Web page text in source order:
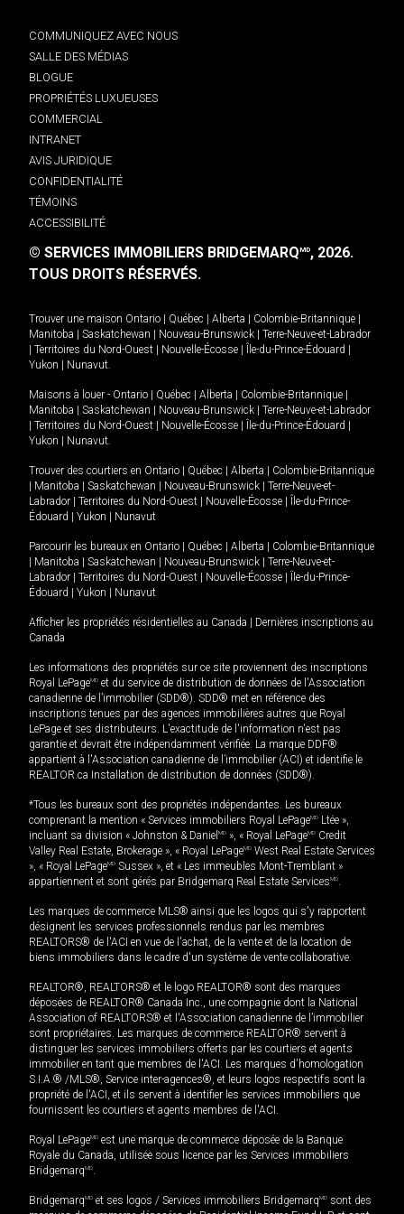
COMMUNIQUEZ AVEC NOUS
SALLE DES MÉDIAS
BLOGUE
PROPRIÉTÉS LUXUEUSES
COMMERCIAL
INTRANET
AVIS JURIDIQUE
CONFIDENTIALITÉ
TÉMOINS
ACCESSIBILITÉ
© SERVICES IMMOBILIERS BRIDGEMARQMD, 2026.
TOUS DROITS RÉSERVÉS.
Trouver une maison Ontario Québec Alberta Colombie-Britannique
Manitoba
Saskatchewan Nouveau-Brunswick
Terre-Neuve-et-Labrador
Territoires du Nord-Ouest Nouvelle-Écosse Île-du-Prince-Édouard
Yukon
Nunavut.
Maisons à louer - Ontario Québec Alberta Colombie-Britannique
Manitoba
Saskatchewan Nouveau-Brunswick
Terre-Neuve-et-Labrador
Territoires du Nord-Ouest Nouvelle-Écosse Île-du-Prince-Édouard
Yukon
Nunavut.
Trouver des courtiers en Ontario Québec Alberta
Colombie-Britannique
Manitoba Saskatchewan Nouveau-Brunswick
Terre-Neuve-et-
Labrador
Territoires du Nord-Ouest Nouvelle-Écosse
Île-du-Prince-
Édouard
Yukon Nunavut
Parcourir les bureaux en Ontario Québec Alberta
Colombie-Britannique
Manitoba Saskatchewan Nouveau-Brunswick
Terre-Neuve-et-
Labrador
Territoires du Nord-Ouest Nouvelle-Écosse
Île-du-Prince-
Édouard
Yukon Nunavut
Afficher les propriétés résidentielles au Canada
Dernières inscriptions au
Canada
Les informations des propriétés sur ce site proviennent des inscriptions
Royal LePageMD et du service de distribution de données de l'Association
canadienne de l’immobilier (SDD®). SDD® met en référence des
inscriptions tenues par des agences immobilières autres que Royal
LePage et ses distributeurs. L'exactitude de l'information n'est pas
garantie et devrait être indépendamment vérifiée. La marque DDF®
appartient à l'Association canadienne de l’immobilier (ACI) et identifie le
REALTOR.ca Installation de distribution de données (SDD®).
*Tous les bureaux sont des propriétés indépendantes. Les bureaux
comprenant la mention « Services immobiliers Royal LePageMD Ltée »,
incluant sa division « Johnston & Daniel MD », « Royal LePageMD Credit
Valley Real Estate, Brokerage », « Royal LePageMD West Real Estate Services
», « Royal LePageMD Sussex », et « Les immeubles Mont-Tremblant »
appartiennent et sont gérés par Bridgemarq Real Estate ServicesMD.
Les marques de commerce MLS® ainsi que les logos qui s'y rapportent
désignent les services professionnels rendus par les membres
REALTORS® de l'ACI en vue de l'achat, de la vente et de la location de
biens immobiliers dans le cadre d'un système de vente collaborative.
REALTOR®, REALTORS® et le logo REALTOR® sont des marques
déposées de REALTOR® Canada Inc., une compagnie dont la National
Association of REALTORS® et l'Association canadienne de l’immobilier
sont propriétaires. Les marques de commerce REALTOR® servent à
distinguer les services immobiliers offerts par les courtiers et agents
immobilier en tant que membres de l'ACI. Les marques d'homologation
S.I.A.® /MLS®, Service inter-agences®, et leurs logos respectifs sont la
propriété de l'ACI, et ils servent à identifier les services immobiliers que
fournissent les courtiers et agents membres de l'ACI.
Royal LePageMD est une marque de commerce déposée de la Banque
Royale du Canada, utilisée sous licence par les Services immobiliers
BridgemarqMD.
BridgemarqMD et ses logos / Services immobiliers BridgemarqMD sont des